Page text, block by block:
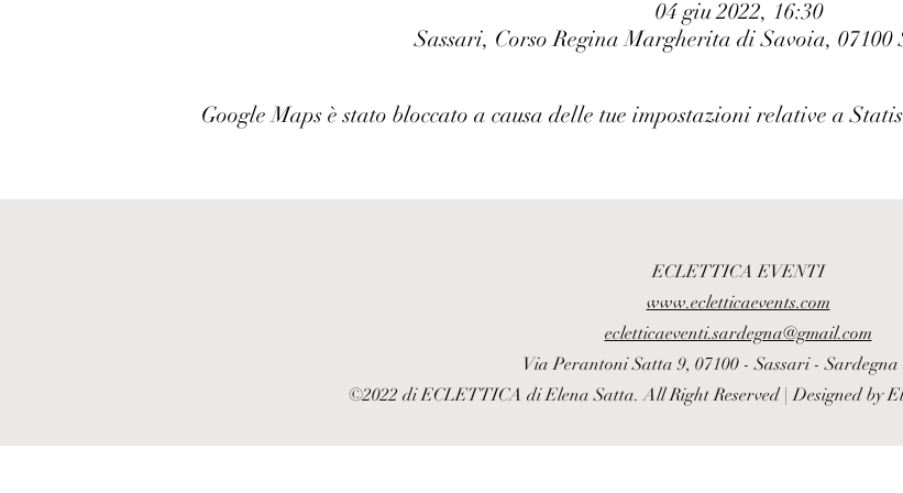
04 giu 2022, 16:30
Sassari, Corso Regina Margherita di Savoia,
Google Maps è stato bloccato a causa delle tue impostazioni relative a
ECLETTICA EVENTI
www.ecletticaevents.com
ecletticaeventi.sardegna@gmail.com
Via Perantoni Satta 9, 07100 - Sassari -
©2022 di ECLETTICA di Elena Satta. All Right Reserved | Designed by